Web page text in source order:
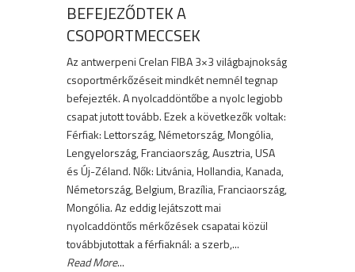
BEFEJEZŐDTEK A
CSOPORTMECCSEK
Az antwerpeni Crelan FIBA 3×3 világbajnokság
csoportmérkőzéseit mindkét nemnél tegnap
befejezték. A nyolcaddöntőbe a nyolc legjobb
csapat jutott tovább. Ezek a következők voltak:
Férfiak: Lettország, Németország, Mongólia,
Lengyelország, Franciaország, Ausztria, USA
és Új-Zéland. Nők: Litvánia, Hollandia, Kanada,
Németország, Belgium, Brazília, Franciaország,
Mongólia. Az eddig lejátszott mai
nyolcaddöntős mérkőzések csapatai közül
továbbjutottak a férfiaknál: a szerb,...
Read More...